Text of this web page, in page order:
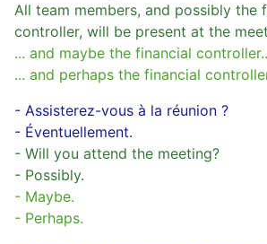
All team members, and possibly the
controller, will be present at the
... and maybe the financial
... and perhaps the financial
- Assisterez-vous à la réunion ?
- Éventuellement.
- Will you attend the meeting?
- Possibly.
- Maybe.
- Perhaps.